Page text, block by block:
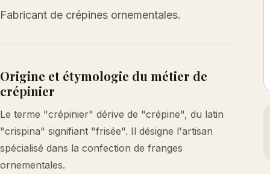
Fabricant de crépines ornementales.
Origine et étymologie du métier de
crépinier
Le terme "crépinier" dérive de "crépine", du latin
"crispina" signifiant "frisée". Il désigne l'artisan
spécialisé dans la confection de franges
ornementales.